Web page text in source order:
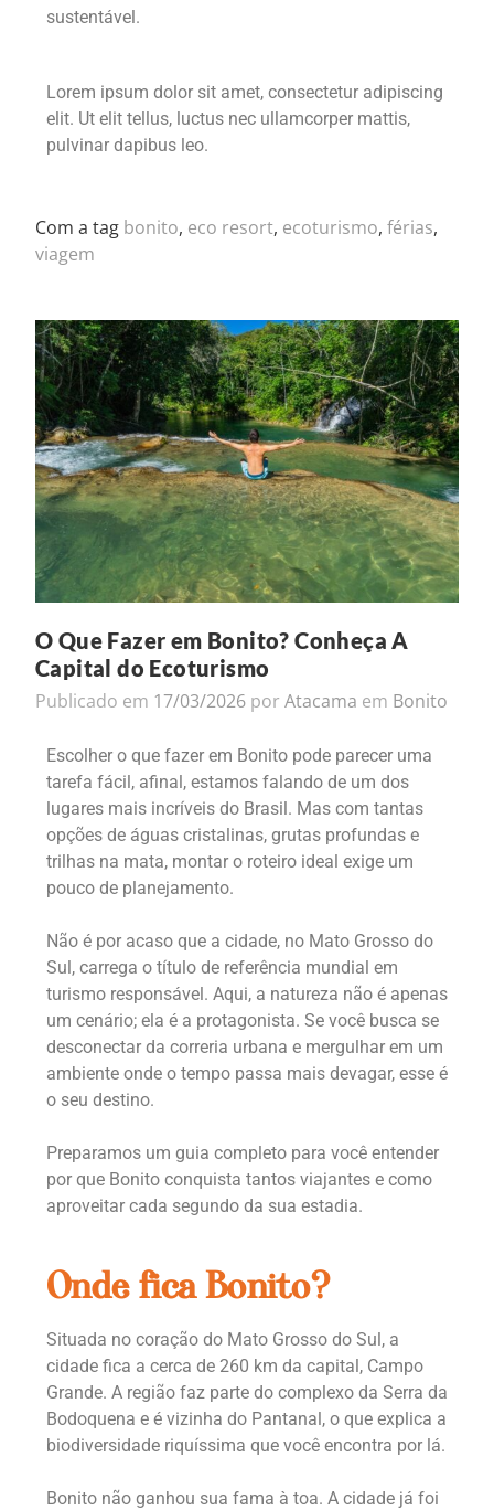
sustentável.
Lorem ipsum dolor sit amet, consectetur adipiscing
elit. Ut elit tellus, luctus nec ullamcorper mattis,
pulvinar dapibus leo.
Com a tag bonito, eco resort, ecoturismo, férias,
viagem
O Que Fazer em Bonito? Conheça A
Capital do Ecoturismo
Publicado em 17/03/2026 por Atacama em Bonito
Escolher o que fazer em Bonito pode parecer uma
tarefa fácil, afinal, estamos falando de um dos
lugares mais incríveis do Brasil. Mas com tantas
opções de águas cristalinas, grutas profundas e
trilhas na mata, montar o roteiro ideal exige um
pouco de planejamento.
Não é por acaso que a cidade, no Mato Grosso do
Sul, carrega o título de referência mundial em
turismo responsável. Aqui, a natureza não é apenas
um cenário; ela é a protagonista. Se você busca se
desconectar da correria urbana e mergulhar em um
ambiente onde o tempo passa mais devagar, esse é
o seu destino.
Preparamos um guia completo para você entender
por que Bonito conquista tantos viajantes e como
aproveitar cada segundo da sua estadia.
Onde fica Bonito?
Situada no coração do Mato Grosso do Sul, a
cidade fica a cerca de 260 km da capital, Campo
Grande. A região faz parte do complexo da Serra da
Bodoquena e é vizinha do Pantanal, o que explica a
biodiversidade riquíssima que você encontra por lá.
Bonito não ganhou sua fama à toa. A cidade já foi